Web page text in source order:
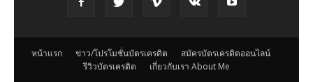
หน้าแรก ข่าว/โปรโมชั่นบัตรเครดิต
สมัครบัตรเครดิตออนไลน์
รีวิวบัตรเครดิต
เกี่ยวกับเรา About Me